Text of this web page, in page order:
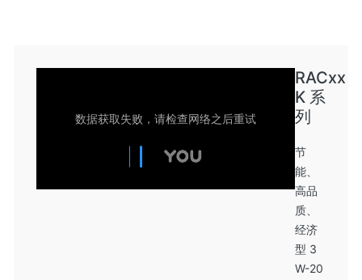
RACxx
K 系
列
节
能、
高品
质、
经济
型 3
W-20